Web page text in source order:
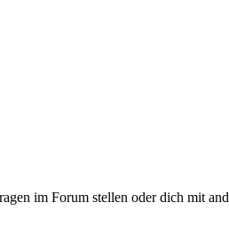
im Forum stellen oder dich mit